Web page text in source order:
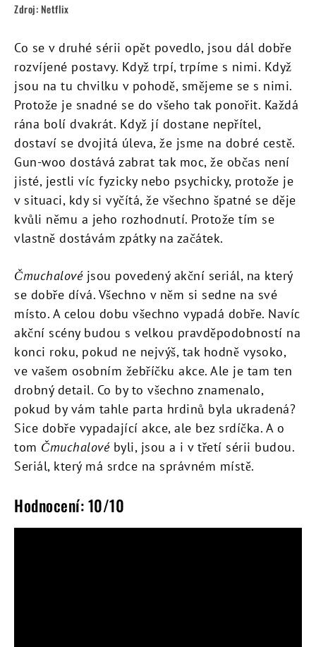
Zdroj: Netflix
Co se v druhé sérii opět povedlo, jsou dál dobře
rozvíjené postavy. Když trpí, trpíme s nimi. Když
jsou na tu chvilku v pohodě, smějeme se s nimi.
Protože je snadné se do všeho tak ponořit. Každá
rána bolí dvakrát. Když jí dostane nepřítel,
dostaví se dvojitá úleva, že jsme na dobré cestě.
Gun-woo dostává zabrat tak moc, že občas není
jisté, jestli víc fyzicky nebo psychicky, protože je
v situaci, kdy si vyčítá, že všechno špatné se děje
kvůli němu a jeho rozhodnutí. Protože tím se
vlastně dostávám zpátky na začátek.
Čmuchalovéjsou povedený akční seriál, na který
se dobře dívá. Všechno v něm si sedne na své
místo. A celou dobu všechno vypadá dobře. Navíc
akční scény budou s velkou pravděpodobností na
konci roku, pokud ne nejvýš, tak hodně vysoko,
ve vašem osobním žebříčku akce. Ale je tam ten
drobný detail. Co by to všechno znamenalo,
pokud by vám tahle parta hrdinů byla ukradená?
Sice dobře vypadající akce, ale bez srdíčka. A o
tom Čmuchalovébyli, jsou a i v třetí sérii budou.
Seriál, který má srdce na správném místě.
Hodnocení: 10/10